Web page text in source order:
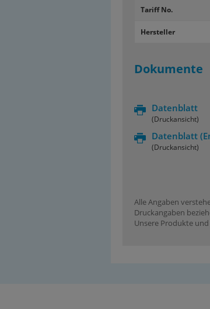
Tariff No.
Hersteller
Dokumente
Datenblatt
(Druckansicht)
Datenblatt
(Druckansicht)
Alle Angaben
Druckangaben
Unsere Produkte